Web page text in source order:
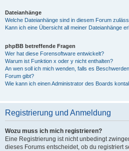
Dateianhänge
Welche Dateianhänge sind in diesem Forum
Kann ich eine Übersicht all meiner Dateianhänge
phpBB betreffende Fragen
Wer hat diese Forensoftware entwickelt?
Warum ist Funktion x oder y nicht enthalten?
An wen soll ich mich wenden, falls es
Forum gibt?
Wie kann ich einen Administrator des Boards
Registrierung und Anmeldung
Wozu muss ich mich registrieren?
Eine Registrierung ist nicht unbedingt
dieses Forums entscheidet, ob du registriert